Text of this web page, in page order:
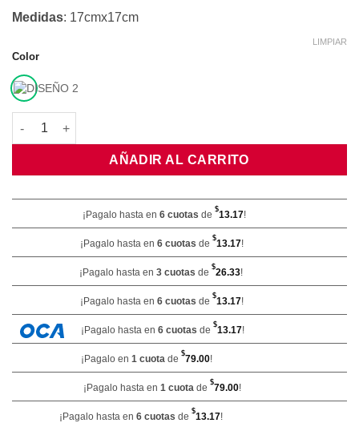
originalactual
Medidas: 17cmx17cm
Color
LIMPIAR
Apoya Fuente Bamboo Cuadrado cantidad
AÑADIR AL CARRITO
¡Pagalo hasta en 6 cuotas de $13.17!
¡Pagalo hasta en 6 cuotas de $13.17!
¡Pagalo hasta en 3 cuotas de $26.33!
¡Pagalo hasta en 6 cuotas de $13.17!
¡Pagalo hasta en 6 cuotas de $13.17!
¡Pagalo en 1 cuota de $79.00!
¡Pagalo hasta en 1 cuota de $79.00!
¡Pagalo hasta en 6 cuotas de $13.17!